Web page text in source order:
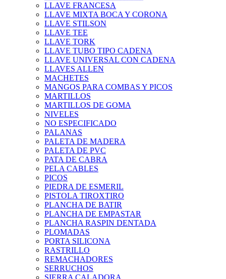
LLAVE FRANCESA
LLAVE MIXTA BOCA Y CORONA
LLAVE STILSON
LLAVE TEE
LLAVE TORK
LLAVE TUBO TIPO CADENA
LLAVE UNIVERSAL CON CADENA
LLAVES ALLEN
MACHETES
MANGOS PARA COMBAS Y PICOS
MARTILLOS
MARTILLOS DE GOMA
NIVELES
NO ESPECIFICADO
PALANAS
PALETA DE MADERA
PALETA DE PVC
PATA DE CABRA
PELA CABLES
PICOS
PIEDRA DE ESMERIL
PISTOLA TIROXTIRO
PLANCHA DE BATIR
PLANCHA DE EMPASTAR
PLANCHA RASPIN DENTADA
PLOMADAS
PORTA SILICONA
RASTRILLO
REMACHADORES
SERRUCHOS